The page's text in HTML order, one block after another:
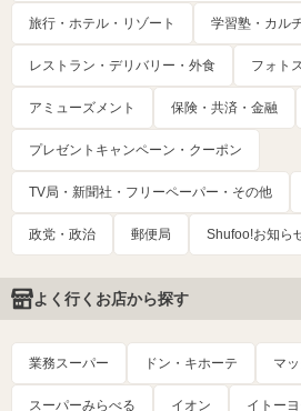
旅行・ホテル・リゾート 学習塾・カル
レストラン・デリバリー・外食 フォト
アミューズメント 保険・共済・金融
プレゼントキャンペーン・クーポン
TV局・新聞社・フリーペーパー・その他
政党・政治 郵便局 Shufoo!お知ら
よく行くお店から探す
業務スーパー ドン・キホーテ マ
スーパーみらべる イオン イトー